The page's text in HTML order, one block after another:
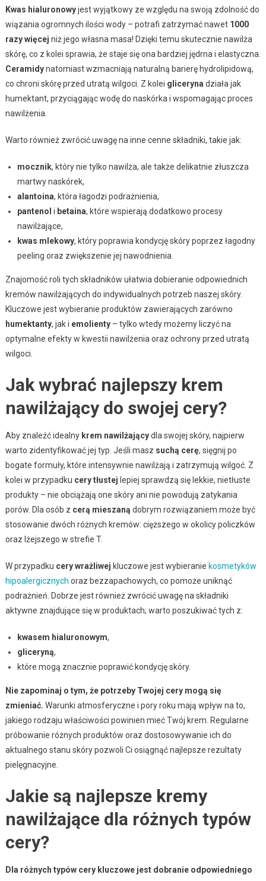
Kwas hialuronowyjest wyjątkowy ze względu na swoją zdolność do
wiązania ogromnych ilości wody – potrafi zatrzymać nawet 1000
razy więcej niż jego własna masa! Dzięki temu skutecznie nawilża
skórę, co z kolei sprawia, że staje się ona bardziej jędrna i elastyczna.
Ceramidynatomiast wzmacniają naturalną barierę hydrolipidową,
co chroni skórę przed utratą wilgoci. Z kolei gliceryna działa jak
humektant, przyciągając wodę do naskórka i wspomagając proces
nawilżenia.
Warto również zwrócić uwagę na inne cenne składniki, takie jak:
mocznik, który nie tylko nawilża, ale także delikatnie złuszcza
martwy naskórek,
alantoina, która łagodzi podrażnienia,
pantenol i betaina, które wspierają dodatkowo procesy
nawilżające,
kwas mlekowy, który poprawia kondycję skóry poprzez łagodny
peeling oraz zwiększenie jej nawodnienia.
Znajomość roli tych składników ułatwia dobieranie odpowiednich
kremów nawilżających do indywidualnych potrzeb naszej skóry.
Kluczowe jest wybieranie produktów zawierających zarówno
humektanty, jak i emolienty– tylko wtedy możemy liczyć na
optymalne efekty w kwestii nawilżenia oraz ochrony przed utratą
wilgoci.
Jak wybrać najlepszy krem
nawilżający do swojej cery?
Aby znaleźć idealny krem nawilżającydla swojej skóry, najpierw
warto zidentyfikować jej typ. Jeśli masz suchą cerę, sięgnij po
bogate formuły, które intensywnie nawilżają i zatrzymują wilgoć. Z
kolei w przypadku cery tłustej lepiej sprawdzą się lekkie, nietłuste
produkty – nie obciążają one skóry ani nie powodują zatykania
porów. Dla osób z cerą mieszaną dobrym rozwiązaniem może być
stosowanie dwóch różnych kremów: cięższego w okolicy policzków
oraz lżejszego w strefie T.
W przypadku cery wrażliwej kluczowe jest wybieranie kosmetyków
hipoalergicznych oraz bezzapachowych, co pomoże uniknąć
podrażnień. Dobrze jest również zwrócić uwagę na składniki
aktywne znajdujące się w produktach; warto poszukiwać tych z:
kwasem hialuronowym,
gliceryną,
które mogą znacznie poprawić kondycję skóry.
Nie zapominaj o tym, że potrzeby Twojej cery mogą się
zmieniać. Warunki atmosferyczne i pory roku mają wpływ na to,
jakiego rodzaju właściwości powinien mieć Twój krem. Regularne
próbowanie różnych produktów oraz dostosowywanie ich do
aktualnego stanu skóry pozwoli Ci osiągnąć najlepsze rezultaty
pielęgnacyjne.
Jakie są najlepsze kremy
nawilżające dla różnych typów
cery?
Dla różnych typów cery kluczowe jest dobranie odpowiedniego